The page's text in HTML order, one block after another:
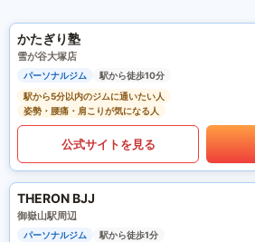
かたぎり塾
雪が谷大塚店
パーソナルジム
駅から徒歩10分
駅から5分以内のジムに通いたい人
姿勢・腰痛・肩こりが気になる人
公式サイトを見る
THERON BJJ
御嶽山駅周辺
パーソナルジム
駅から徒歩1分